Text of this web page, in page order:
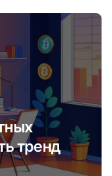
тренды